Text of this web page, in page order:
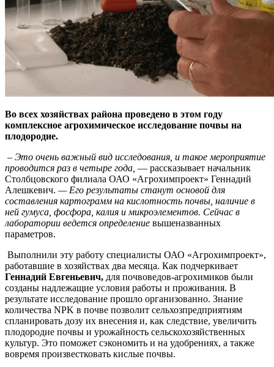
Во всех хозяйствах района проведено в этом году
комплексное агрохимическое исследование почвы на
плодородие.
– Это очень важный вид исследования, и такое мероприятие
проводится раз в четыре года, — рассказывает начальник
Столбцовского филиала ОАО «Агрохимпроект» Геннадий
Алешкевич. — Его результаты станут основой для
составления картограмм на кислотность почвы, наличие в
ней гумуса, фосфора, калия и микроэлементов. Сейчас в
лаборатории ведется определение вышеназванных
параметров.
Выполнили эту работу специалисты ОАО «Агрохимпроект»,
работавшие в хозяйствах два месяца. Как подчеркивает
Геннадий Евгеньевич, для почвоведов-агрохимиков были
созданы надлежащие условия работы и проживания. В
результате исследование прошло организованно. Знание
количества NPK в почве позволит сельхозпредприятиям
спланировать дозу их внесения и, как следствие, увеличить
плодородие почвы и урожайность сельскохозяйственных
культур. Это поможет сэкономить и на удобрениях, а также
вовремя произвестковать кислые почвы.